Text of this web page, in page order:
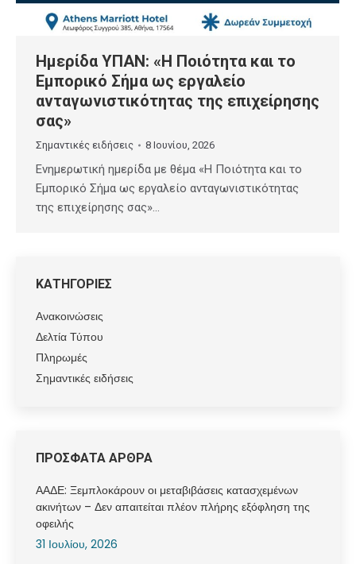
Hμερίδα ΥΠΑΝ: «Η Ποιότητα και το
Εμπορικό Σήμα ως εργαλείο
ανταγωνιστικότητας της επιχείρησης
σας»
Σημαντικές ειδήσεις 8 Ιουνίου, 2026
Ενημερωτική ημερίδα με θέμα «Η Ποιότητα και το
Εμπορικό Σήμα ως εργαλείο ανταγωνιστικότητας
της επιχείρησης σας»…
ΚΑΤΗΓΟΡΙΕΣ
Ανακοινώσεις
Δελτία Τύπου
Πληρωμές
Σημαντικές ειδήσεις
ΠΡΟΣΦΑΤΑ ΑΡΘΡΑ
ΑΑΔΕ: Ξεμπλοκάρουν οι μεταβιβάσεις κατασχεμένων
ακινήτων – Δεν απαιτείται πλέον πλήρης εξόφληση της
οφειλής
31 Ιουλίου, 2026